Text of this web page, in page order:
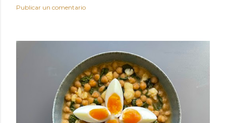
Publicar un comentario